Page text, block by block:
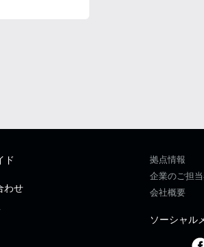
ド
わせ
拠点情報
企業のご担
会社概要
ソーシャル